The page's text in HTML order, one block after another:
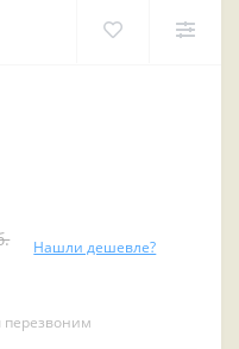
Нашли дешевле?